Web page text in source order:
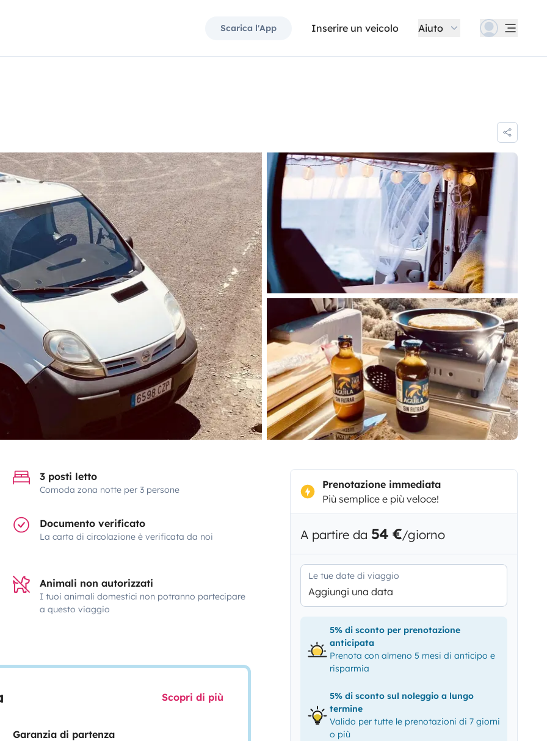
Scarica l'App Inserire un veicolo Aiuto
3 posti letto
Comoda zona notte per 3 persone
Documento verificato
La carta di circolazione è verificata da noi
Animali non autorizzati
I tuoi animali domestici non potranno partecipare
a questo viaggio
Scopri di più
Garanzia di partenza
Prenotazione immediata
Più semplice e più veloce!
A partire da 54 €/giorno
Le tue date di viaggio
Aggiungi una data
5% di sconto per prenotazione
anticipata
Prenota con almeno 5 mesi di anticipo e
risparmia
5% di sconto sul noleggio a lungo
termine
Valido per tutte le prenotazioni di 7 giorni
o più